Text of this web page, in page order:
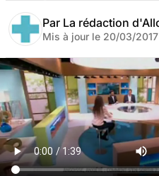
Par La rédaction
Mis à jour le 20/03/2017